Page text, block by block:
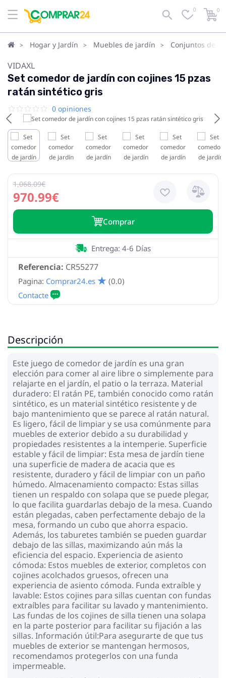
0 0
Hogar y Jardín Muebles de jardín Conjuntos de
VIDAXL
Set comedor de jardín con cojines 15 pzas
ratán sintético gris
0 opiniones
970.99€
1,068.09€
Сomprar
Referencia: CR55277
Entrega: 4-6 Días
Pagina: Comprar24.es (0.0)
Descripción
Este juego de comedor de jardín es una gran
elección para comer al aire libre o simplemente para
relajarte en el jardín, el patio o la terraza. Material
duradero: El ratán PE, también conocido como ratán
sintético, es un material sintético resistente y de
bajo mantenimiento que se parece al ratán natural.
Es ligero, fácil de limpiar y se usa comúnmente para
muebles de exterior debido a su durabilidad y
propiedades resistentes a la intemperie. Superficie
estable y fácil de limpiar: Esta mesa de jardín tiene
una superficie de madera de acacia que es
resistente, duradero y fácil de limpiar con un paño
húmedo. Almacenamiento compacto: Estas sillas
tienen un respaldo con solapa que se puede plegar,
lo que facilita guardarlas debajo de la mesa. Cuando
están plegadas, caben perfectamente debajo de la
mesa, formando un cubo que ahorra espacio.
Además, los taburetes también se pueden guardar
debajo de las sillas, maximizando aún más la
eficiencia del espacio. Experiencia de asiento
cómoda: Estos muebles de exterior, completos con
cojines acolchados gruesos, ofrecen una
experiencia de asiento cómoda. Funda extraíble y
lavable: Estos cojines para sillas cuentan con fundas
extraíbles para facilitar su lavado y mantenimiento.
Las fundas de los cojines de silla tienen una solapa
en la parte posterior para facilitar su fijación a las
sillas. Información útil:Para asegurarte de que tus
muebles de exterior se mantengan hermosos,
recomendamos protegerlos con una funda
impermeable.